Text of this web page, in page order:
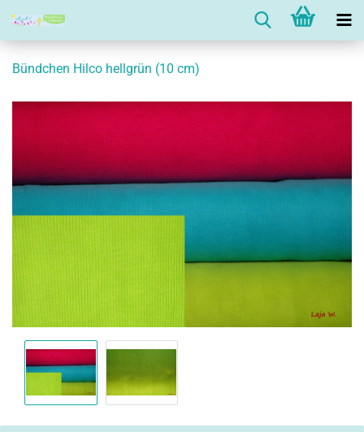
Bündchen Hilco hellgrün (10 cm)